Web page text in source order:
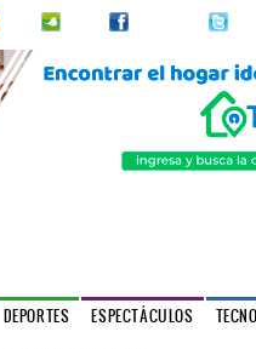
DEPORTES ESPECTÁCULOS